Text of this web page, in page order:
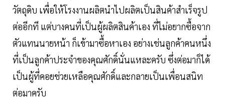
วัตถุดิบ เพื่อให้โรงงานผลิตนำไปผลิตเป็นสินค้าสำเร็จรูป
ต่ออีกที แต่บางคนที่เป็นผู้ผลิตสินค้าเอง ที่ไม่อยากซื้อจาก
ตัวแทนนายหน้า ก็เข้ามาซื้อหาเอง อย่างเช่นลูกค้าคนหนึ่ง
ที่เป็นลูกค้าประจำของคุณศักดิ์นั่นแหละครับ ซึ่งต่อมาก็ได้
เป็นผู้ที่คอยช่วยเหลือคุณศักดิ์และกลายเป็นเพื่อนสนิท
ต่อมาครับ